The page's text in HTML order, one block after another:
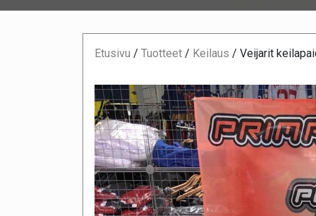
Etusivu / Tuotteet / Keilaus / Veijarit